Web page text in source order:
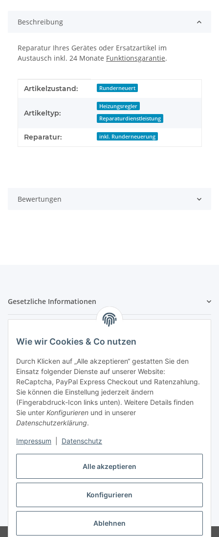
Alle akzeptieren
Konfigurieren
Ablehnen
Wie wir Cookies & Co nutzen
Durch Klicken auf „Alle akzeptieren“ gestatten Sie den
Einsatz folgender Dienste auf unserer Website:
ReCaptcha, PayPal Express Checkout und Ratenzahlung.
Sie können die Einstellung jederzeit ändern
(Fingerabdruck-Icon links unten). Weitere Details finden
Sie unter Konfigurieren und in unserer
Datenschutzerklärung.
Impressum Datenschutz
Beschreibung
Reparatur Ihres Gerätes oder Ersatzartikel im
Austausch inkl. 24 Monate Funktionsgarantie.
Produkteigenschaft
Wert
Artikelzustand: Runderneuert
Artikeltyp:
Heizungsregler
Reparaturdienstleistung
Reparatur: inkl. Runderneuerung
Bewertungen
Gesetzliche Informationen
Zahlung & Versand
Vertrag widerrufen
* Alle Preise inkl. gesetzlicher USt., inkl.Versand